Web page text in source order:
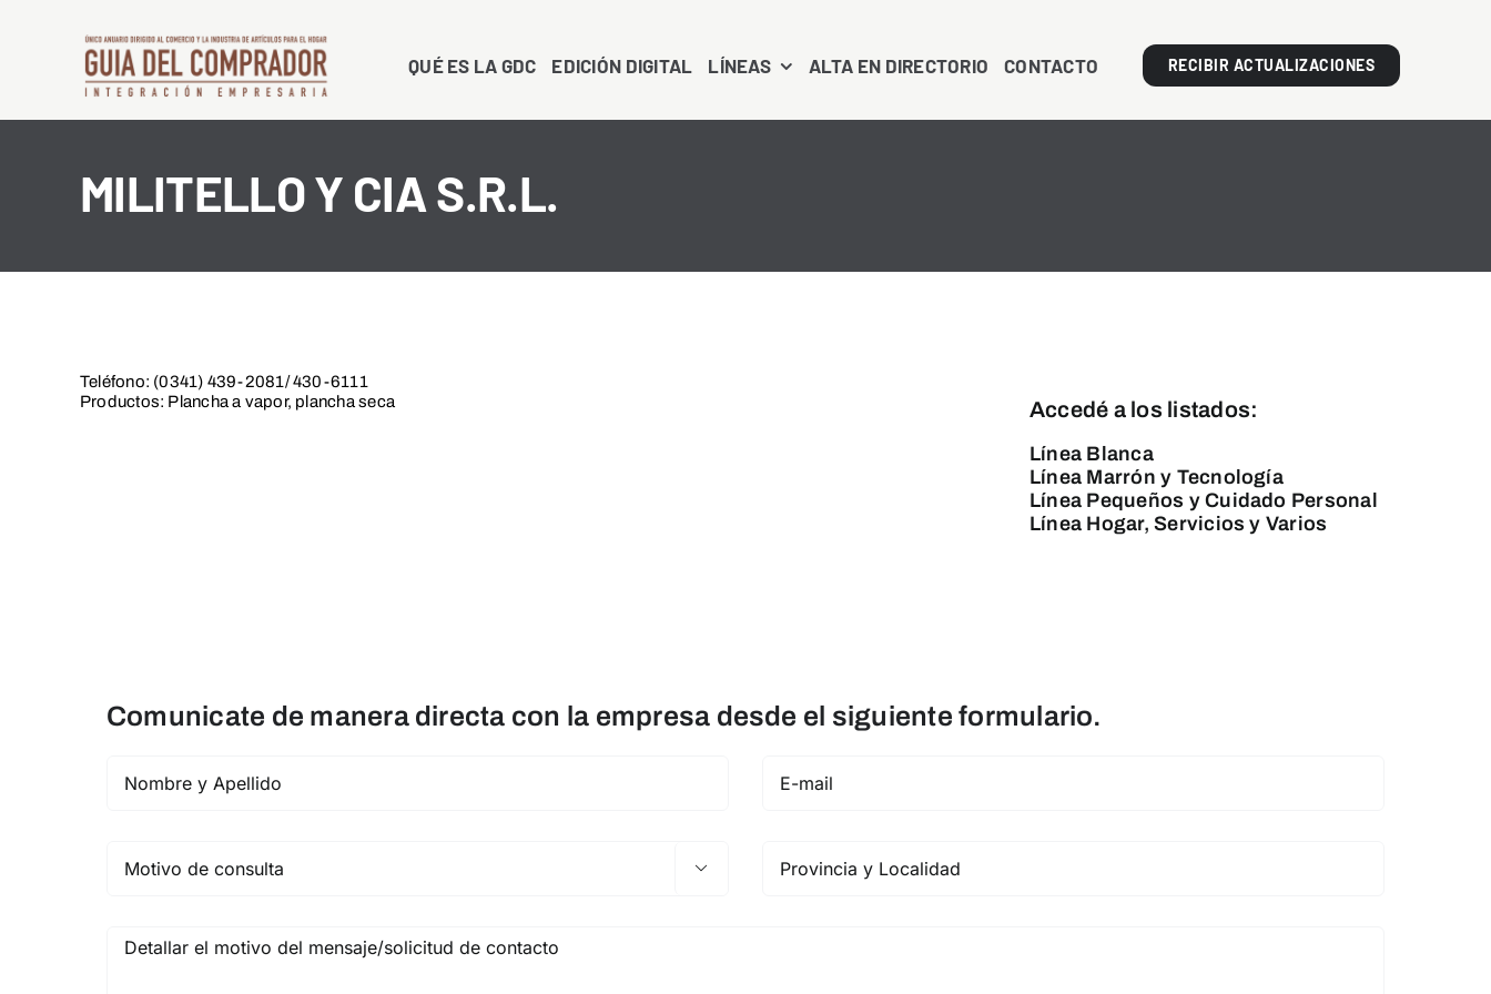
QUÉ ES LA GDC EDICIÓN DIGITAL LÍNEAS ALTA EN DIRECTORIO CONTACTO RECIBIR ACTUALIZACIONES
MILITELLO Y CIA S.R.L.
Teléfono: (0341) 439-2081/ 430-6111
Productos: Plancha a vapor, plancha seca
Accedé a los listados:
Línea Blanca
Línea Marrón y Tecnología
Línea Pequeños y Cuidado Personal
Línea Hogar, Servicios y Varios
Comunicate de manera directa con la empresa desde el siguiente formulario.
